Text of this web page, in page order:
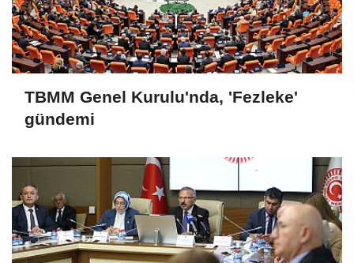
TBMM Genel Kurulu'nda, 'Fezleke'
gündemi